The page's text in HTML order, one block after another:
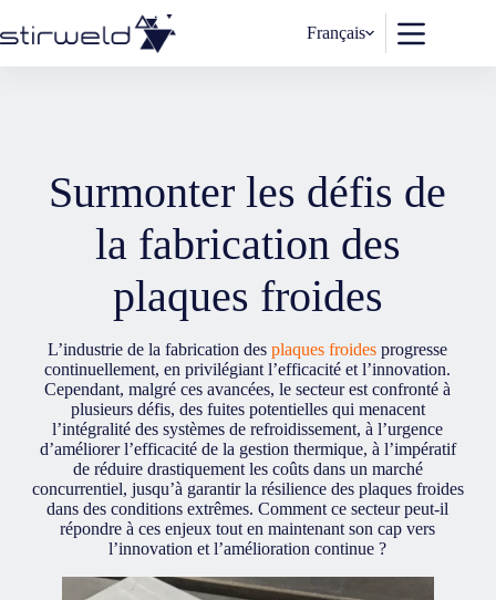
au
contenu
Français
Surmonter les défis de
la fabrication des
plaques froides
L’industrie de la fabrication desplaques froides progresse
continuellement, en privilégiant l’efficacité et l’innovation.
Cependant, malgré ces avancées, le secteur est confronté à
plusieurs défis, des fuites potentielles qui menacent
l’intégralité des systèmes de refroidissement, à l’urgence
d’améliorer l’efficacité de la gestion thermique, à l’impératif
de réduire drastiquement les coûts dans un marché
concurrentiel, jusqu’à garantir la résilience des plaques froides
dans des conditions extrêmes. Comment ce secteur peut-il
répondre à ces enjeux tout en maintenant son cap vers
l’innovation et l’amélioration continue ?